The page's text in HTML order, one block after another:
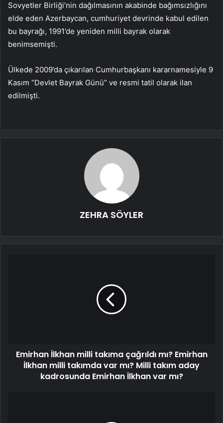
Sovyetler Birliği’nin dağılmasının akabinde bağımsızlığını
elde eden Azerbaycan, cumhuriyet devrinde kabul edilen
bu bayrağı, 1991’de yeniden milli bayrak olarak
benimsemişti.
Ülkede 2009’da çıkarılan Cumhurbaşkanı kararnamesiyle 9
Kasım “Devlet Bayrak Günü” ve resmi tatil olarak ilan
edilmişti.
ZEHRA SÖYLER
Emirhan İlkhan milli takıma çağrıldı mı? Emirhan
İlkhan milli takımda var mı? Milli takım aday
kadrosunda Emirhan İlkhan var mı?